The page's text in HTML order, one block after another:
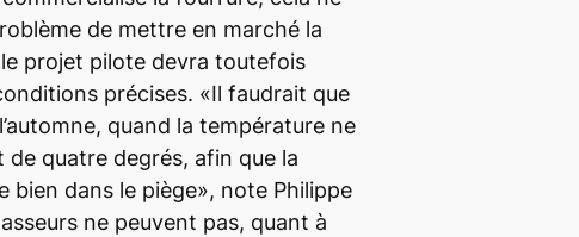
de mettre en marché la
projet pilote devra toutefois
précises. «Il faudrait que
quand la température ne
de quatre degrés, afin que la
bien dans le piège», note Philippe
ne peuvent pas, quant à